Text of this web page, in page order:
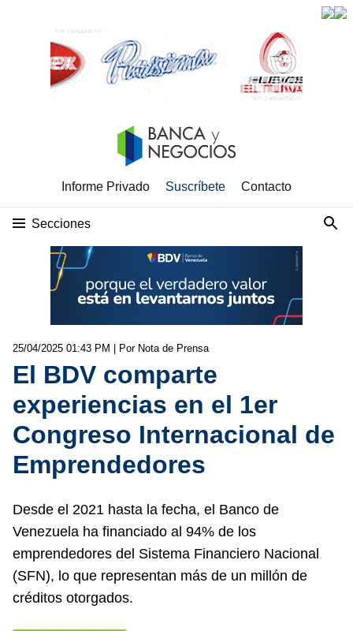
Informe Privado Suscríbete Contacto
Secciones
25/04/2025 01:43 PM | Por Nota de Prensa
El BDV comparte
experiencias en el 1er
Congreso Internacional de
Emprendedores
Desde el 2021 hasta la fecha, el Banco de
Venezuela ha financiado al 94% de los
emprendedores del Sistema Financiero Nacional
(SFN), lo que representan más de un millón de
créditos otorgados.